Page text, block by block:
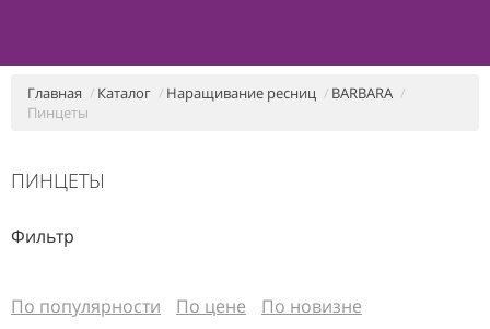
Главная Каталог Наращивание ресниц
BARBARA
Пинцеты
ПИНЦЕТЫ
Фильтр
По популярности По цене По новизне